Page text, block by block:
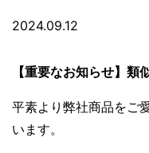
2024.09.12
【重要なお知らせ】
平素より弊社商品をご
います。